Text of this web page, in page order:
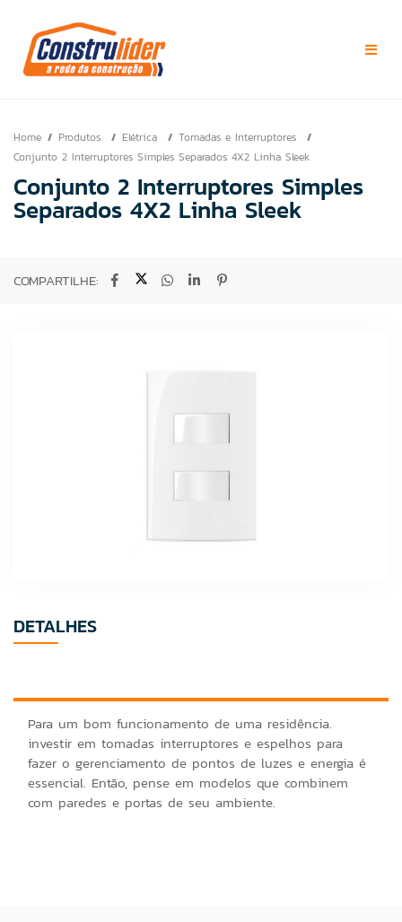
Home Produtos Elétrica
Tomadas e Interruptores
Conjunto 2 Interruptores Simples Separados 4X2 Linha Sleek
Conjunto 2 Interruptores Simples
Separados 4X2 Linha Sleek
COMPARTILHE:
DETALHES
Para um bom funcionamento de uma residência.
investir em tomadas interruptores e espelhos para
fazer o gerenciamento de pontos de luzes e energia é
essencial. Então, pense em modelos que combinem
com paredes e portas de seu ambiente.